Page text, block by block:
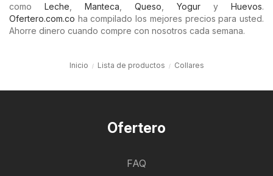
como Leche Manteca Queso Yogur y Huevos.
Ofertero.com.co ha compilado los mejores precios para usted.
Ahorre dinero cuando compre con nosotros cada semana.
Inicio Lista de productos Collares
Ofertero
FAQ